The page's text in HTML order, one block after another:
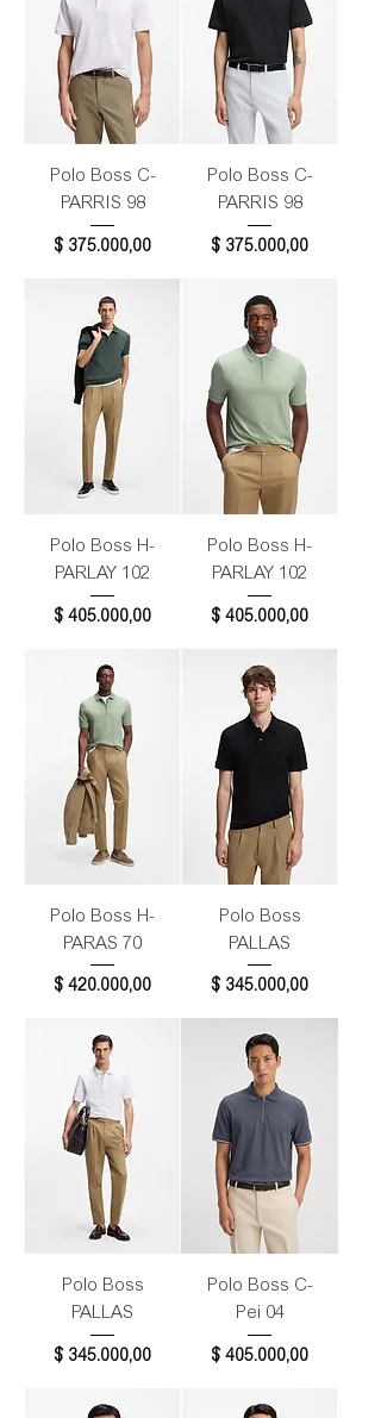
Polo Boss C-
PARRIS 98
Precio
$ 375.000,00
Polo Boss C-
PARRIS 98
Precio
$ 375.000,00
Polo Boss H-
PARLAY 102
Precio
$ 405.000,00
Polo Boss H-
PARLAY 102
Precio
$ 405.000,00
Polo Boss H-
PARAS 70
Precio
$ 420.000,00
Polo Boss
PALLAS
Precio
$ 345.000,00
Polo Boss
PALLAS
Precio
$ 345.000,00
Polo Boss C-
Pei 04
Precio
$ 405.000,00